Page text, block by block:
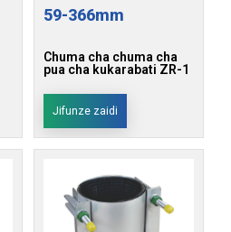
59-366mm
Chuma cha chuma cha
pua cha kukarabati ZR-1
Jifunze zaidi